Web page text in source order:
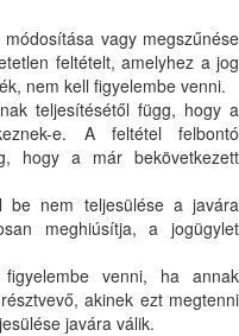
vagy megszűnése
feltételt, amelyhez a jog
nem kell figyelembe venni.
teljesítésétől függ, hogy a
e. A feltétel felbontó
hogy a már bekövetkezett
nem teljesülése a javára
meghiúsítja, a jogügylet
venni, ha annak
akinek ezt megtenni
javára válik.